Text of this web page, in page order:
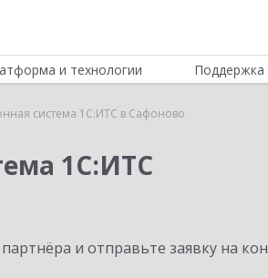
и технологии Поддержка
система 1С:ИТС в Сафоново
1С:ИТС
и отправьте заявку на